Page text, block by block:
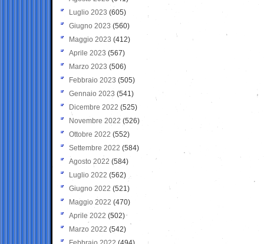
Luglio 2023 (605)
Giugno 2023 (560)
Maggio 2023 (412)
Aprile 2023 (567)
Marzo 2023 (506)
Febbraio 2023 (505)
Gennaio 2023 (541)
Dicembre 2022 (525)
Novembre 2022 (526)
Ottobre 2022 (552)
Settembre 2022 (584)
Agosto 2022 (584)
Luglio 2022 (562)
Giugno 2022 (521)
Maggio 2022 (470)
Aprile 2022 (502)
Marzo 2022 (542)